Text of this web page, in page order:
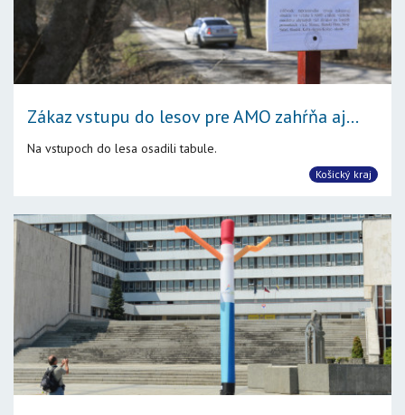
Zákaz vstupu do lesov pre AMO zahŕňa aj...
Na vstupoch do lesa osadili tabule.
Košický kraj